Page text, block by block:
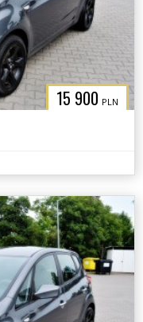
15 900 PLN